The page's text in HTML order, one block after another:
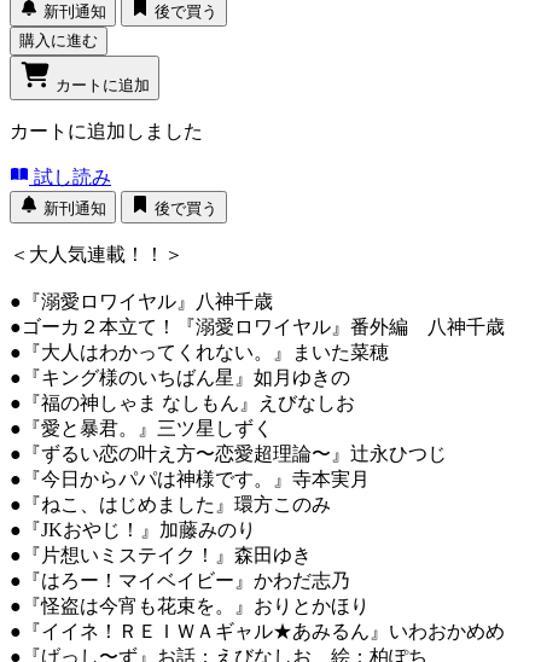
新刊通知
後で買う
購入に進む
カートに追加
カートに追加しました
試し読み
新刊通知 後で買う
＜大人気連載！！＞
●『溺愛ロワイヤル』八神千歳
●ゴーカ２本立て！『溺愛ロワイヤル』番外編 八神千歳
●『大人はわかってくれない。』まいた菜穂
●『キング様のいちばん星』如月ゆきの
●『福の神しゃま なしもん』えびなしお
●『愛と暴君。』三ツ星しずく
●『ずるい恋の叶え方〜恋愛超理論〜』辻永ひつじ
●『今日からパパは神様です。』寺本実月
●『ねこ、はじめました』環方このみ
●『JKおやじ！』加藤みのり
●『片想いミステイク！』森田ゆき
●『はろー！マイベイビー』かわだ志乃
●『怪盗は今宵も花束を。』おりとかほり
●『イイネ！ＲＥＩＷＡギャル★あみるん』いわおかめめ
●『げっし〜ず』お話：えびなしお 絵：柏ぽち